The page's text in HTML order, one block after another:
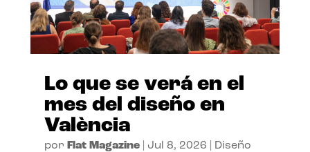
Lo que se verá en el
mes del diseño en
València
por Flat Magazine| Jul 8, 2026 Diseño